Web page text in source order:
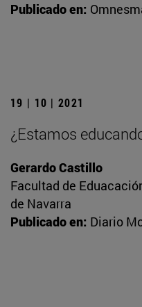
Publicado en:
19 | 10 | 2021
¿Estamos
Gerardo Castillo
Facultad de
de Navarra
Publicado en: Diario